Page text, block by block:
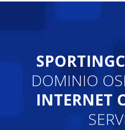
DOMINIO
INTERNET